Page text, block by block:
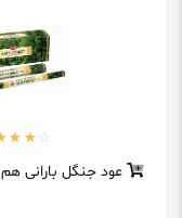
عود جنگل بارانی هم Rain Forest